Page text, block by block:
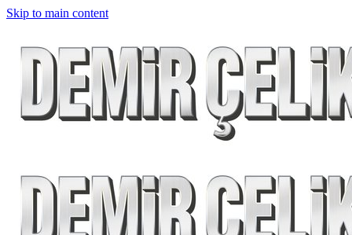
Skip to main content